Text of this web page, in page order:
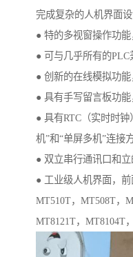
完成复杂的人机界面设
● 特的多视窗操作功
● 可与几乎所有的PLC
● 创新的在线模拟功
● 具有手写留言板功
● 具有RTC（实时时
机”和“单屏多机”连接
● 双立串行通讯口和立
● 工业级人机界面，前
MT510T，MT508T，
MT8121T，MT8104T